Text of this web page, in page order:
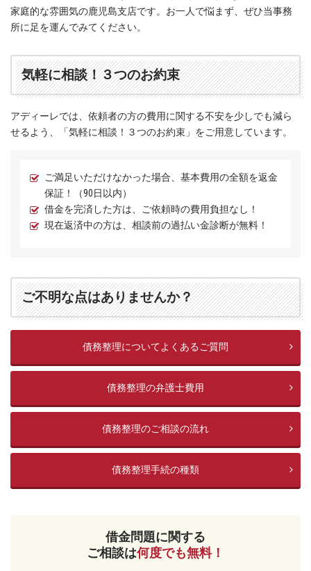
家庭的な雰囲気の鹿児島支店です。お一人で悩まず、ぜひ当事務
所に足を運んでみてください。
気軽に相談！３つのお約束
アディーレでは、依頼者の方の費用に関する不安を少しでも減ら
せるよう、「気軽に相談！３つのお約束」をご用意しています。
ご満足いただけなかった場合、基本費用の全額を返金
保証！（90日以内）
借金を完済した方は、ご依頼時の費用負担なし！
現在返済中の方は、相談前の過払い金診断が無料！
ご不明な点はありませんか？
債務整理についてよくあるご質問
債務整理の弁護士費用
債務整理のご相談の流れ
債務整理手続の種類
借金問題に関する
ご相談は何度でも無料！